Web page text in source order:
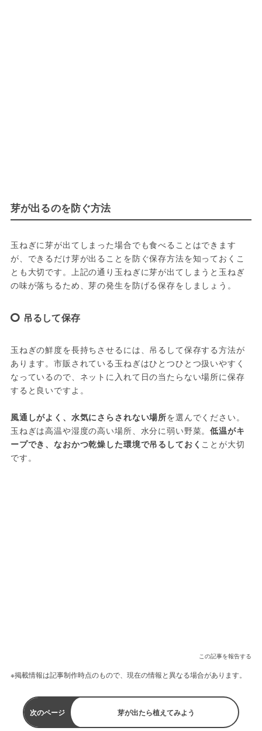
芽が出るのを防ぐ方法
玉ねぎに芽が出てしまった場合でも食べることはできます
が、できるだけ芽が出ることを防ぐ保存方法を知っておくこ
とも大切です。上記の通り玉ねぎに芽が出てしまうと玉ねぎ
の味が落ちるため、芽の発生を防げる保存をしましょう。
吊るして保存
玉ねぎの鮮度を長持ちさせるには、吊るして保存する方法が
あります。市販されている玉ねぎはひとつひとつ扱いやすく
なっているので、ネットに入れて日の当たらない場所に保存
すると良いですよ。
風通しがよく、水気にさらされない場所を選んでください。
玉ねぎは高温や湿度の高い場所、水分に弱い野菜。低温がキ
ープでき、なおかつ乾燥した環境で吊るしておく ことが大切
です。
この記事を報告する
※掲載情報は記事制作時点のもので、現在の情報と異なる場合があります。
次のページ 芽が出たら植えてみよう